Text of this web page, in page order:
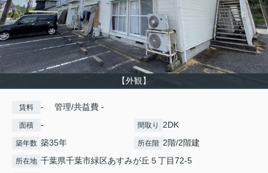
【外観】
賃料 - 管理/共益費 -
面積 - 間取り 2DK
築年数 築35年 所在階 2階/2階建
所在地 千葉県千葉市緑区あすみが丘５丁目72-5